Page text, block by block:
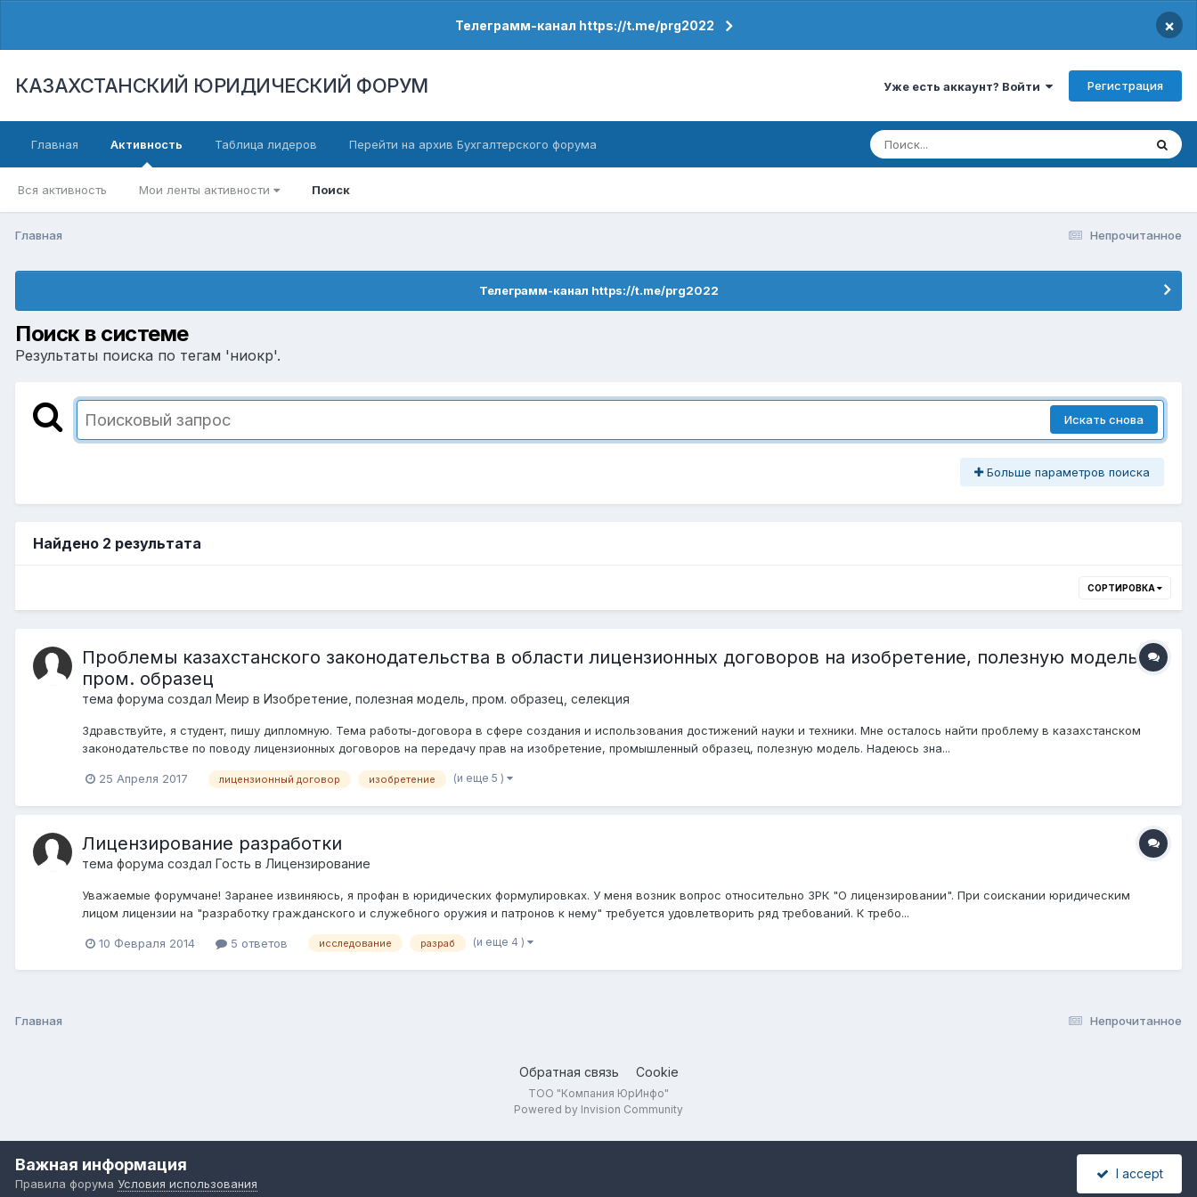
Телеграмм-канал https://t.me/prg2022 ×
КАЗАХСТАНСКИЙ ЮРИДИЧЕСКИЙ ФОРУМ Уже есть аккаунт? Войти Регистрация
Главная Активность
Вся активность Мои ленты активности Поиск
Таблица лидеров Перейти на архив Бухгалтерского форума
Непрочитанное
Главная
Телеграмм-канал https://t.me/prg2022
Поиск в системе
Результаты поиска по тегам 'ниокр'.
Искать снова
Больше параметров поиска
Найдено 2 результата
СОРТИРОВКА
Проблемы казахстанского законодательства в области лицензионных договоров на изобретение, полезную модель,
пром. образец
тема форума создал Меир в Изобретение, полезная модель, пром. образец, селекция
Здравствуйте, я студент, пишу дипломную. Тема работы-договора в сфере создания и использования достижений науки и техники. Мне осталось найти проблему в казахстанском
законодательстве по поводу лицензионных договоров на передачу прав на изобретение, промышленный образец, полезную модель. Надеюсь зна...
25 Апреля 2017 лицензионный договор изобретение (и еще 5 )
Лицензирование разработки
тема форума создал Гость в Лицензирование
Уважаемые форумчане! Заранее извиняюсь, я профан в юридических формулировках. У меня возник вопрос относительно ЗРК "О лицензировании". При соискании юридическим
лицом лицензии на "разработку гражданского и служебного оружия и патронов к нему" требуется удовлетворить ряд требований. К требо...
10 Февраля 2014 5 ответов исследование разраб (и еще 4 )
Непрочитанное
Главная
Обратная связь Cookie
ТОО "Компания ЮрИнфо"
Powered by Invision Community
Важная информация
Правила форума Условия использования
I accept